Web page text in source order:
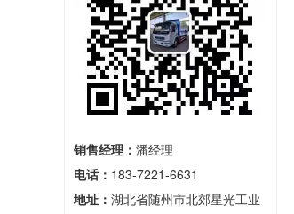
销售经理： 潘经理
电话： 183-7221-6631
地址： 湖北省随州市北郊星光工业